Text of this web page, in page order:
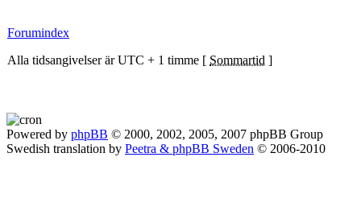
Forumindex
Alla tidsangivelser är UTC + 1 timme [ Sommartid ]
Powered by phpBB © 2000, 2002, 2005, 2007 phpBB Group
Swedish translation by Peetra & phpBB Sweden © 2006-2010